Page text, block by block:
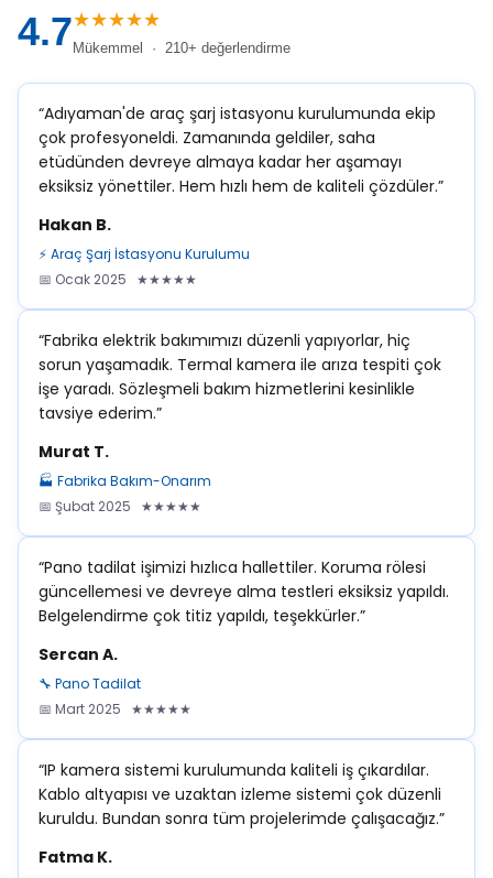
4.7★★★★★
Mükemmel · 210+ değerlendirme
“Adıyaman'de araç şarj istasyonu kurulumunda ekip
çok profesyoneldi. Zamanında geldiler, saha
etüdünden devreye almaya kadar her aşamayı
eksiksiz yönettiler. Hem hızlı hem de kaliteli çözdüler.”
Hakan B.
⚡ Araç Şarj İstasyonu Kurulumu
📅 Ocak 2025 ★★★★★
“Fabrika elektrik bakımımızı düzenli yapıyorlar, hiç
sorun yaşamadık. Termal kamera ile arıza tespiti çok
işe yaradı. Sözleşmeli bakım hizmetlerini kesinlikle
tavsiye ederim.”
Murat T.
🏭 Fabrika Bakım-Onarım
📅 Şubat 2025 ★★★★★
“Pano tadilat işimizi hızlıca hallettiler. Koruma rölesi
güncellemesi ve devreye alma testleri eksiksiz yapıldı.
Belgelendirme çok titiz yapıldı, teşekkürler.”
Sercan A.
🔧 Pano Tadilat
📅 Mart 2025 ★★★★★
“IP kamera sistemi kurulumunda kaliteli iş çıkardılar.
Kablo altyapısı ve uzaktan izleme sistemi çok düzenli
kuruldu. Bundan sonra tüm projelerimde çalışacağız.”
Fatma K.